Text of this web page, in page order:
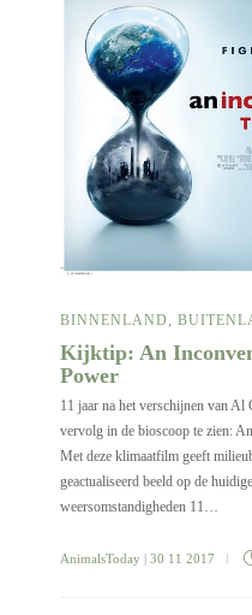
BINNENLAND,
Kijktip: An
Power
11 jaar na het verschijnen van
vervolg in de bioscoop te zien:
Met deze klimaatfilm geeft
geactualiseerd beeld op de
weersomstandigheden 11…
AnimalsToday | 30 11 2017